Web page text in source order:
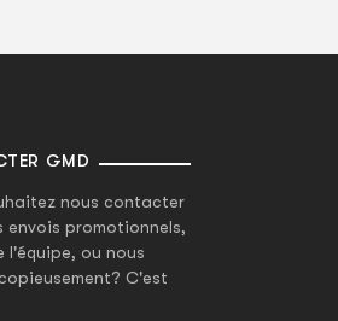
GMD
nous contacter
envois promotionnels,
l'équipe, ou nous
C'est